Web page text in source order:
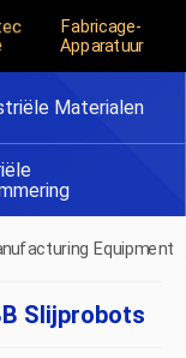
Fabricage-
Apparatuur
Materialen
Equipment
Slijprobots